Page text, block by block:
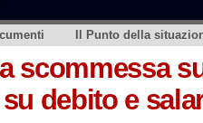
Il Punto della
scommessa
debito e